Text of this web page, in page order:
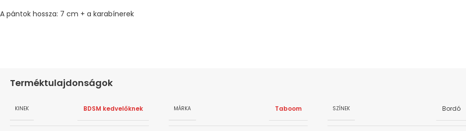
A pántok hossza: 7 cm + a karabínerek
Terméktulajdonságok
KINEK BDSM kedvelőknek MÁRKA Taboom SZÍNEK Bordó